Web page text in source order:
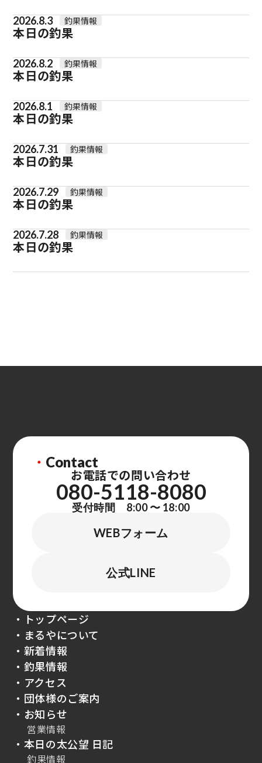
2026.8.3 釣果情報
本日の釣果
2026.8.2 釣果情報
本日の釣果
2026.8.1 釣果情報
本日の釣果
2026.7.31 釣果情報
本日の釣果
2026.7.29 釣果情報
本日の釣果
2026.7.28 釣果情報
本日の釣果
・ Contact
お電話での問い合わせ
080-5118-8080
受付時間 8:00 〜 18:00
WEBフォーム
公式LINE
・トップページ
・まるやについて
・新着情報
・釣果情報
・アクセス
・団体様のご案内
・お知らせ
営業情報
・本日の太公望 日記
釣果情報